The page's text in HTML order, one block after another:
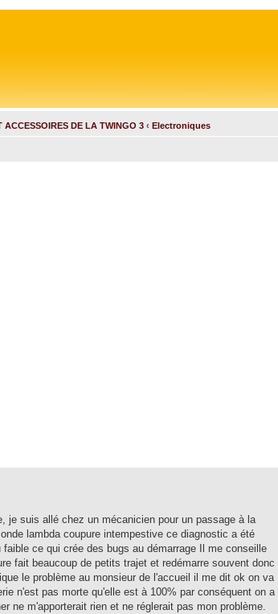
ACCESSOIRES DE LA TWINGO 3 ‹ Electroniques
je suis allé chez un mécanicien pour un passage à la
lambda coupure intempestive ce diagnostic a été
ce qui crée des bugs au démarrage Il me conseille
fait beaucoup de petits trajet et redémarre souvent donc
le problème au monsieur de l'accueil il me dit ok on va
n'est pas morte qu'elle est à 100% par conséquent on a
ne m'apporterait rien et ne réglerait pas mon problème.